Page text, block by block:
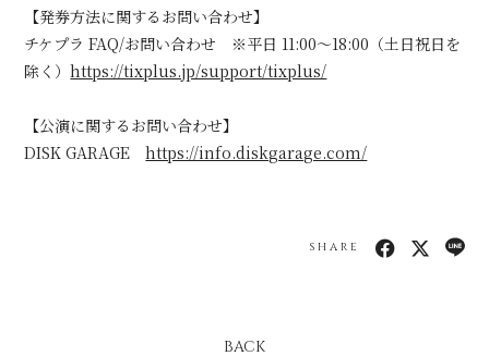
【発券方法に関するお問い合わせ】
チケプラ FAQ/お問い合わせ ※平日 11:00〜18:00（土日祝日を
除く）https://tixplus.jp/support/tixplus/
【公演に関するお問い合わせ】
DISK GARAGEhttps://info.diskgarage.com/
SHARE
BACK